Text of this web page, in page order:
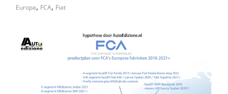
Europa, FCA, Fiat